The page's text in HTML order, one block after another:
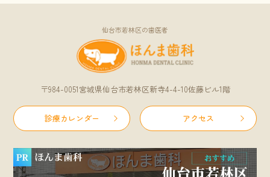
仙台市若林区の歯医者
〒984-0051宮城県仙台市若林区新寺4-4-10佐藤ビル1階
診療カレンダー アクセス